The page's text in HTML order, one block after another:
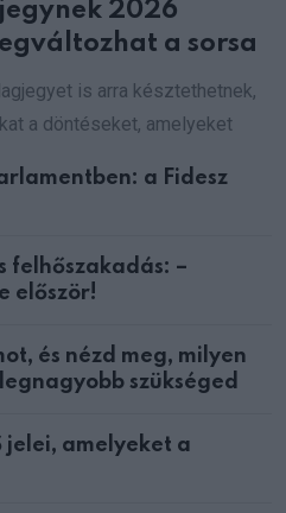
2026
a sorsa
is arra késztethetnek,
a döntéseket, amelyeket
a Fidesz
felhőszakadás: –
először!
és nézd meg, milyen
szükséged
amelyeket a